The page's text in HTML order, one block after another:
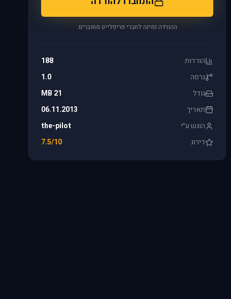
ההורדה זמינה לחברי פריפלייט מחוברים.
הורדות
188
גרסה
1.0
גודל
21 MB
תאריך
06.11.2013
הוגש ע״י
the-pilot
דירוג
7.5/10